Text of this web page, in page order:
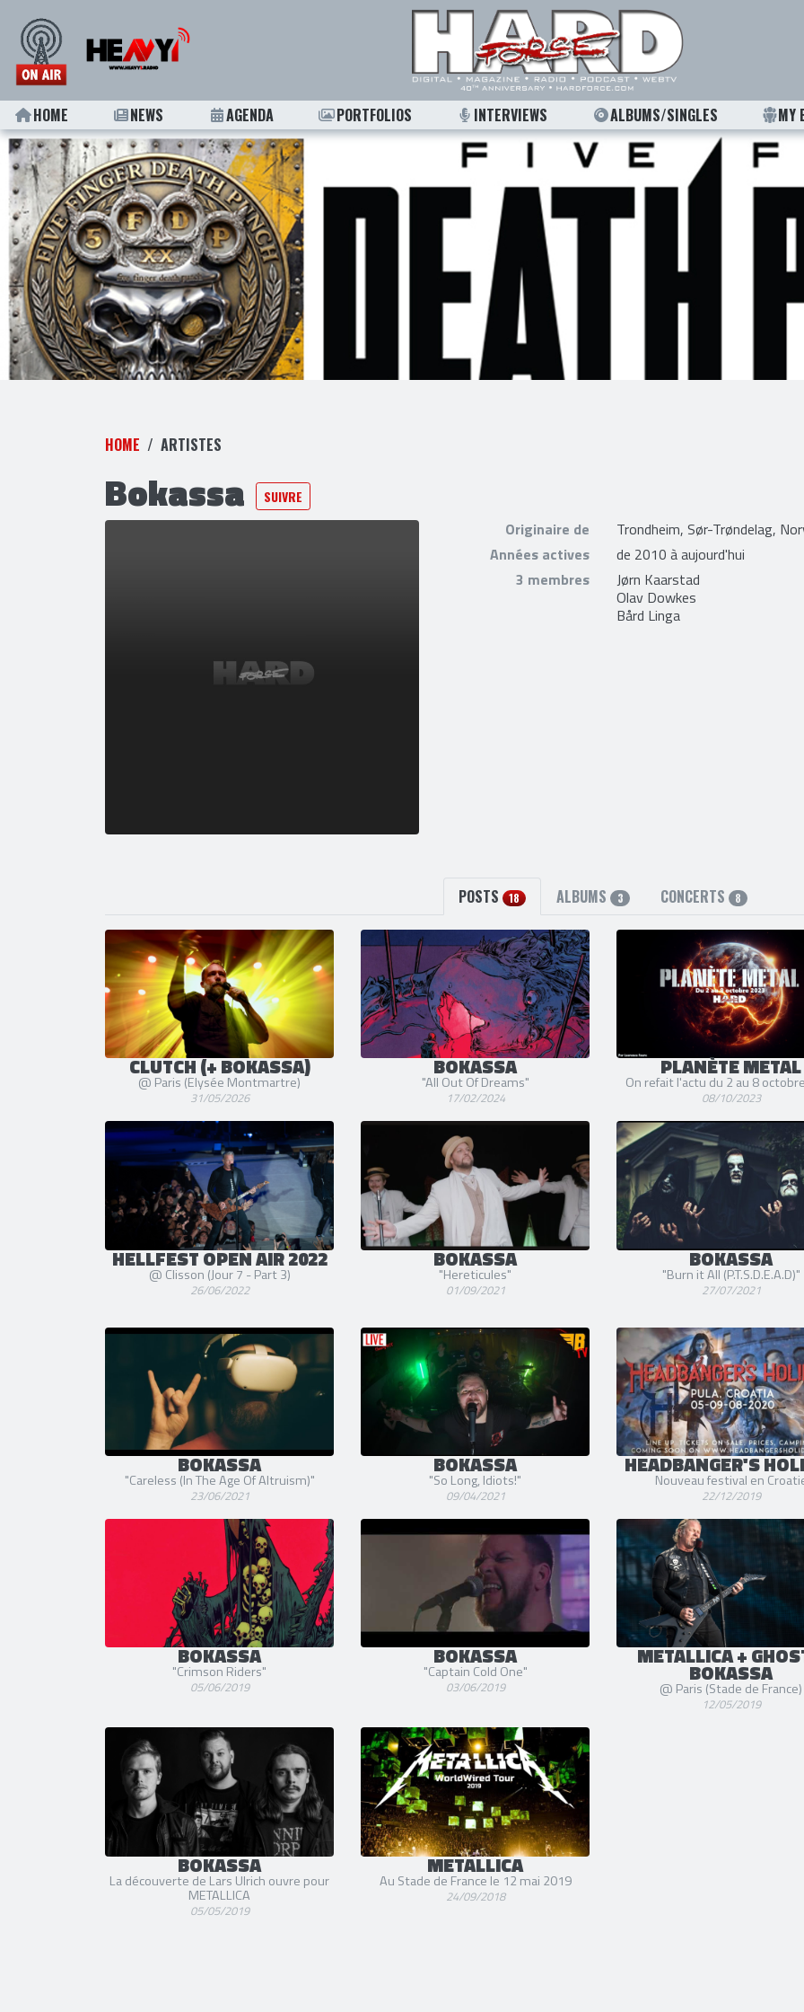
HOME NEWS AGENDA PORTFOLIOS INTERVIEWS ALBUMS/SINGLES MY
HOME ARTISTES
Bokassa SUIVRE
Originaire de
Trondheim, Sør-Trøndelag,
Années actives
de 2010 à aujourd'hui
3 membres
Jørn Kaarstad
Olav Dowkes
Bård Linga
POSTS 18 ALBUMS 3 CONCERTS 8
CLUTCH (+ BOKASSA)
@ Paris (Elysée Montmartre)
31/05/2026
BOKASSA
"All Out Of Dreams"
17/02/2024
PLANÈTE METAL
On refait l'actu du 2 au 8
08/10/2023
HELLFEST OPEN AIR 2022
@ Clisson (Jour 7 - Part 3)
26/06/2022
BOKASSA
"Hereticules"
01/09/2021
BOKASSA
"Burn it All (P.T.S.D.E.A.D)"
27/07/2021
BOKASSA
"Careless (In The Age Of Altruism)"
23/06/2021
BOKASSA
"So Long, Idiots!"
09/04/2021
HEADBANGER'S
Nouveau festival en
22/12/2019
BOKASSA
"Crimson Riders"
05/06/2019
BOKASSA
"Captain Cold One"
03/06/2019
METALLICA +
BOKASSA
@ Paris (Stade de France)
12/05/2019
BOKASSA
La découverte de Lars Ulrich ouvre pour
METALLICA
05/05/2019
METALLICA
Au Stade de France le 12 mai 2019
24/09/2018